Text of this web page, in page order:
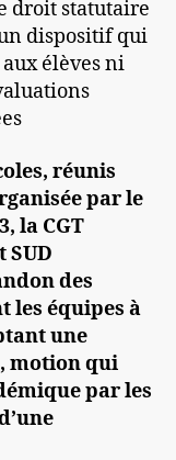
droit statutaire
dispositif qui
élèves ni
réunis
par le
la CGT
SUD
des
les équipes à
une
motion qui
par les